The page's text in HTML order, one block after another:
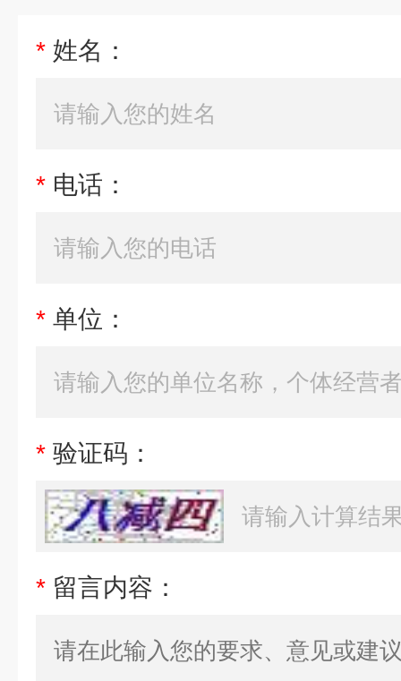
* 姓名：
* 电话：
* 单位：
* 验证码：
* 留言内容：